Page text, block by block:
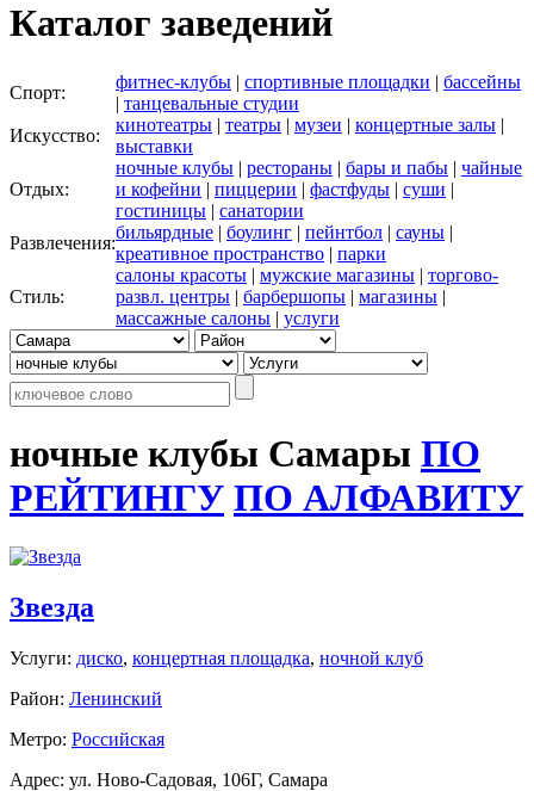
Каталог заведений
Спорт:
фитнес-клубы | спортивные площадки | бассейны
| танцевальные студии
Искусство:
кинотеатры | театры | музеи | концертные залы |
выставки
Отдых:
ночные клубы | рестораны | бары и пабы | чайные
и кофейни | пиццерии | фастфуды | суши |
гостиницы | санатории
Развлечения:
бильярдные | боулинг | пейнтбол | сауны |
креативное пространство | парки
Стиль:
салоны красоты | мужские магазины | торгово-
развл. центры | барбершопы | магазины |
массажные салоны | услуги
ночные клубы Самары ПО
РЕЙТИНГУ ПО АЛФАВИТУ
Звезда
Услуги: диско, концертная площадка, ночной клуб
Район: Ленинский
Метро: Российская
Адрес: ул. Ново-Садовая, 106Г, Самара